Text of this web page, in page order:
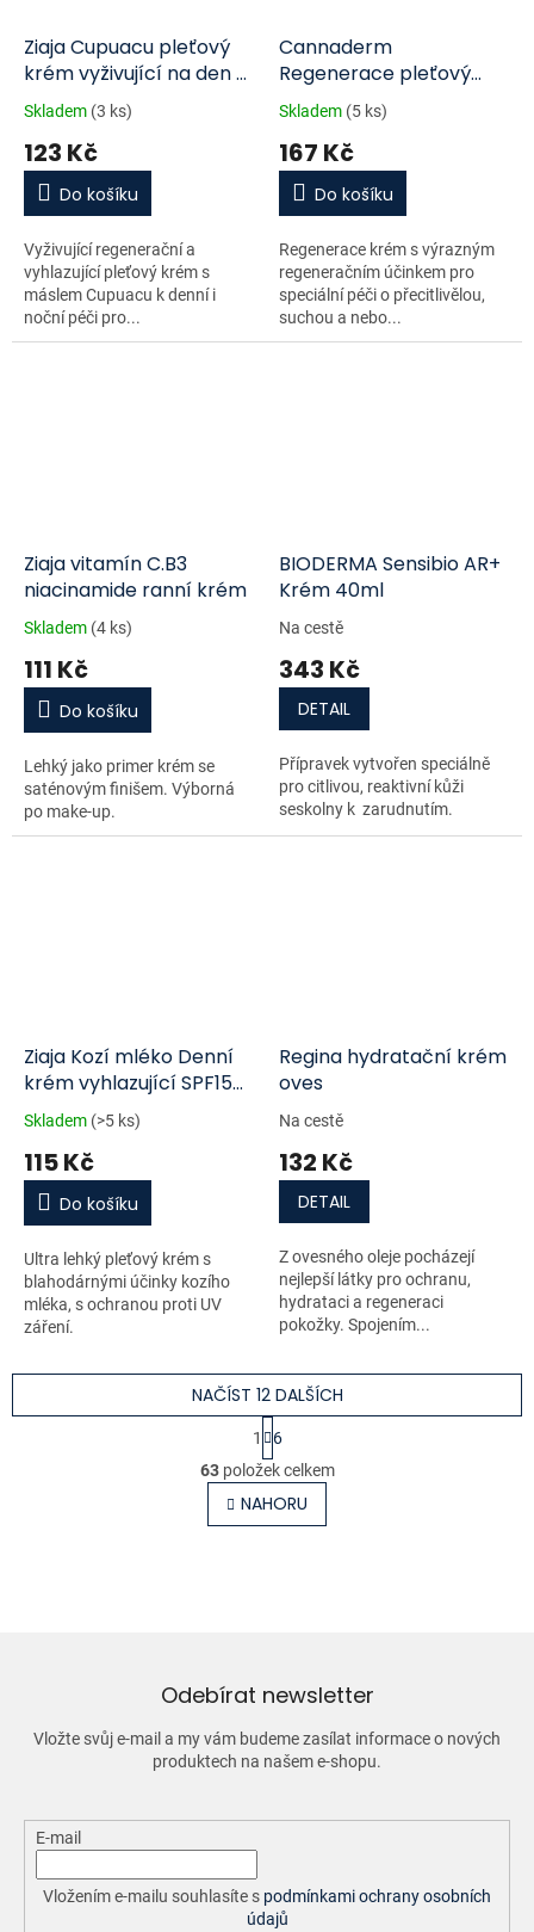
Ziaja Cupuacu pleťový
krém vyživující na den a
noc 50ml
Skladem (3 ks)
123 Kč
Do košíku
Vyživující regenerační a
vyhlazující pleťový krém s
máslem Cupuacu k denní i
noční péči pro...
Cannaderm
Regenerace pleťový
krém 75g
Skladem (5 ks)
167 Kč
Do košíku
Regenerace krém s výrazným
regeneračním účinkem pro
speciální péči o přecitlivělou,
suchou a nebo...
Ziaja vitamín C.B3
niacinamide ranní krém
Skladem (4 ks)
111 Kč
Do košíku
Lehký jako primer krém se
saténovým finišem. Výborná
po make-up.
BIODERMA Sensibio AR+
Krém 40ml
Na cestě
343 Kč
DETAIL
Přípravek vytvořen speciálně
pro citlivou, reaktivní kůži
seskolny k zarudnutím.
Ziaja Kozí mléko Denní
krém vyhlazující SPF15
50ml
Skladem (>5 ks)
115 Kč
Do košíku
Ultra lehký pleťový krém s
blahodárnými účinky kozího
mléka, s ochranou proti UV
záření.
Regina hydratační krém
oves
Na cestě
132 Kč
DETAIL
Z ovesného oleje pocházejí
nejlepší látky pro ochranu,
hydrataci a regeneraci
pokožky. Spojením...
O
v
l
á
v
k
y
v
ý
i
NAČÍST 12 DALŠÍCH
S
t
r
á
n
k
1
6
63položek celkem
NAHORU
Odebírat newsletter
Vložte svůj e-mail a my vám budeme zasílat informace o nových
produktech na našem e-shopu.
E-mail
Vložením e-mailu souhlasíte s podmínkami ochrany osobních
údajů